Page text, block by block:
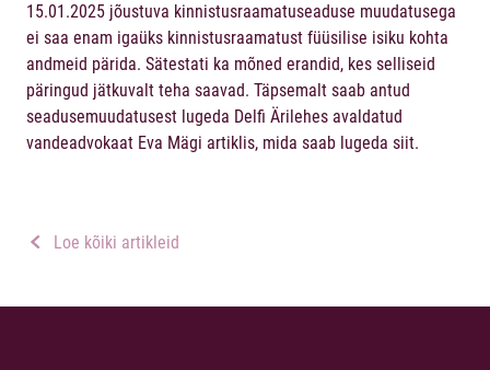
15.01.2025 jõustuva kinnistusraamatuseaduse muudatusega
ei saa enam igaüks kinnistusraamatust füüsilise isiku kohta
andmeid pärida. Sätestati ka mõned erandid, kes selliseid
päringud jätkuvalt teha saavad. Täpsemalt saab antud
seadusemuudatusest lugeda Delfi Ärilehes avaldatud
vandeadvokaat Eva Mägi artiklis, mida saab lugeda siit.
Loe kõiki artikleid